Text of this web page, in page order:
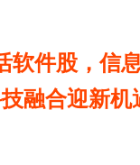
软件股，信
融合迎新机